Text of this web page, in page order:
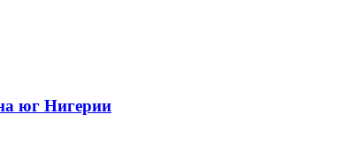
юг Нигерии